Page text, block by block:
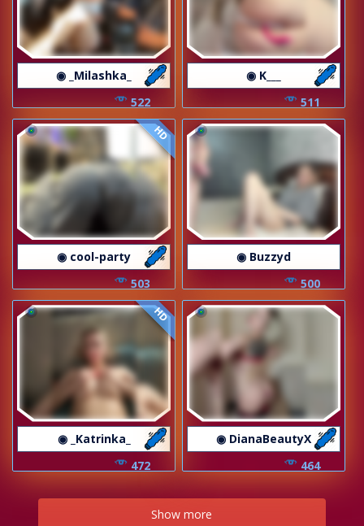
◉ _Milashka_
522
◉ K___
511
HD
◉ cool-party
503
◉ Buzzyd
500
HD
◉ _Katrinka_
472
◉ DianaBeautyX
464
Show more